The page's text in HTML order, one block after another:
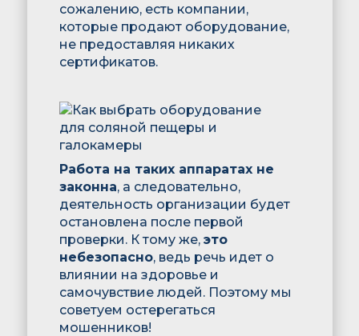
сожалению, есть компании,
которые продают оборудование,
не предоставляя никаких
сертификатов.
Работа на таких аппаратах не
законна, а следовательно,
деятельность организации будет
остановлена после первой
проверки. К тому же, это
небезопасно, ведь речь идет о
влиянии на здоровье и
самочувствие людей. Поэтому мы
советуем остерегаться
мошенников!